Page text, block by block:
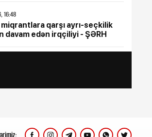
16:48
qarşı ayrı-seçkilik
davam edən irqçiliyi - ŞƏRH